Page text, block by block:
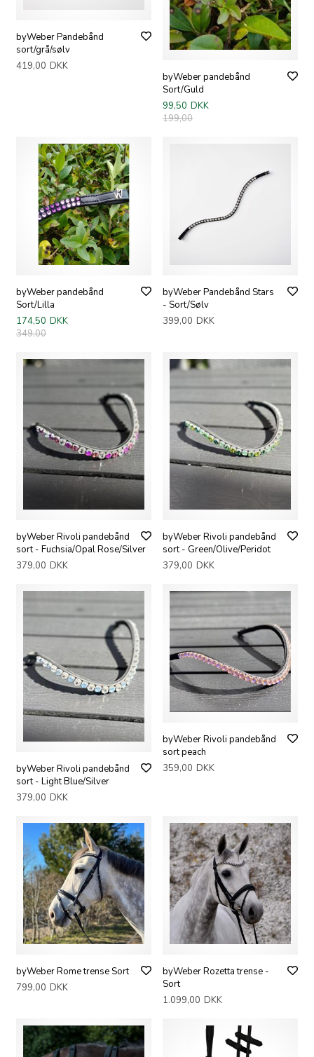
byWeber Pandebånd
sort/grå/sølv
419,00 DKK
byWeber pandebånd
Sort/Guld
99,50 DKK
199,00
byWeber pandebånd
Sort/Lilla
174,50 DKK
349,00
byWeber Pandebånd Stars
- Sort/Sølv
399,00 DKK
byWeber Rivoli pandebånd
sort - Fuchsia/Opal Rose/Silver
379,00 DKK
byWeber Rivoli pandebånd
sort - Green/Olive/Peridot
379,00 DKK
byWeber Rivoli pandebånd
sort - Light Blue/Silver
379,00 DKK
byWeber Rivoli pandebånd
sort peach
359,00 DKK
byWeber Rome trense Sort
799,00 DKK
byWeber Rozetta trense -
Sort
1.099,00 DKK